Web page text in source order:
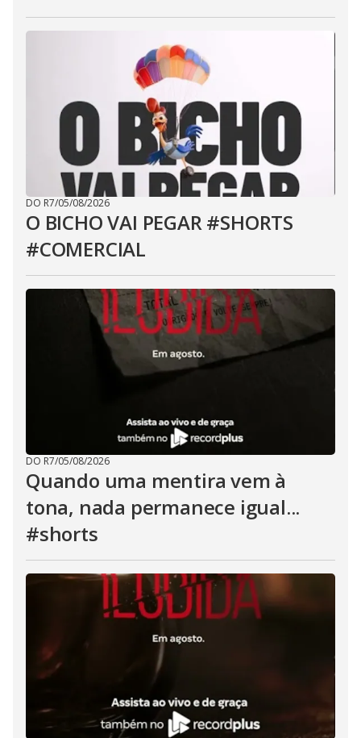
DO R7/05/08/2026
O BICHO VAI PEGAR #SHORTS
#COMERCIAL
DO R7/05/08/2026
Quando uma mentira vem à
tona, nada permanece igual...
#shorts